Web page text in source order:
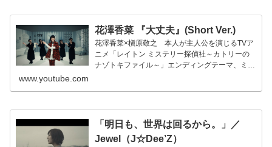
花澤香菜 『大丈夫』(Short Ver.)
花澤香菜×槇原敬之 本人が主人公を演じるTVア
ニメ「レイトン ミステリー探偵社～カトリーの
ナゾトキファイル～」エンディングテーマ、ミュ
www.youtube.com
「明日も、世界は回るから。」／
Jewel（J☆Dee’Z）